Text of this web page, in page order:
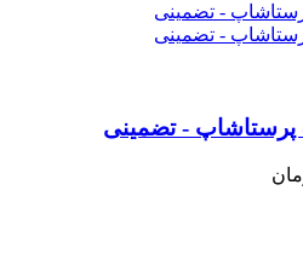
- تضمینی